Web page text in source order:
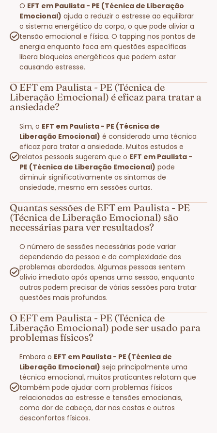
O EFT em Paulista - PE (Técnica de Liberação
Emocional) ajuda a reduzir o estresse ao equilibrar
o sistema energético do corpo, o que pode aliviar a
tensão emocional e física. O tapping nos pontos de
energia enquanto foca em questões específicas
libera bloqueios energéticos que podem estar
causando estresse.
O EFT em Paulista - PE (Técnica de
Liberação Emocional) é eficaz para tratar a
ansiedade?
Sim, o EFT em Paulista - PE (Técnica de
Liberação Emocional) é considerado uma técnica
eficaz para tratar a ansiedade. Muitos estudos e
relatos pessoais sugerem que o EFT em Paulista -
PE (Técnica de Liberação Emocional) pode
diminuir significativamente os sintomas de
ansiedade, mesmo em sessões curtas.
Quantas sessões de EFT em Paulista - PE
(Técnica de Liberação Emocional) são
necessárias para ver resultados?
O número de sessões necessárias pode variar
dependendo da pessoa e da complexidade dos
problemas abordados. Algumas pessoas sentem
alívio imediato após apenas uma sessão, enquanto
outras podem precisar de várias sessões para tratar
questões mais profundas.
O EFT em Paulista - PE (Técnica de
Liberação Emocional) pode ser usado para
problemas físicos?
Embora o EFT em Paulista - PE (Técnica de
Liberação Emocional) seja principalmente uma
técnica emocional, muitos praticantes relatam que
também pode ajudar com problemas físicos
relacionados ao estresse e tensões emocionais,
como dor de cabeça, dor nas costas e outros
desconfortos físicos.